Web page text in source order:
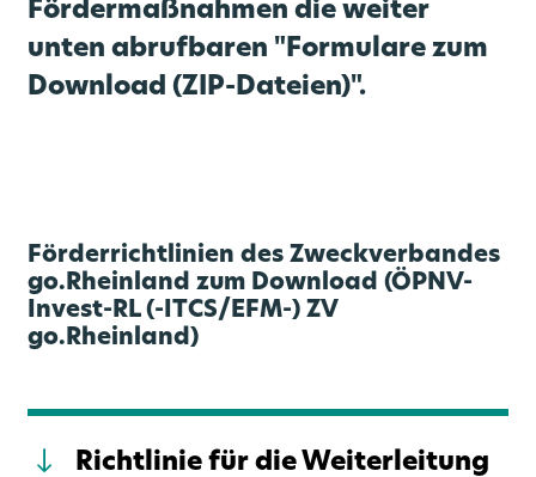
Fördermaßnahmen die weiter
unten abrufbaren "Formulare zum
Download (ZIP-Dateien)".
Förderrichtlinien des Zweckverbandes
go.Rheinland zum Download (ÖPNV-
Invest-RL (-ITCS/EFM-) ZV
go.Rheinland)
Richtlinie für die Weiterleitung